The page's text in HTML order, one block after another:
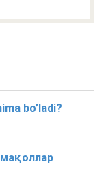
bo’ladi?